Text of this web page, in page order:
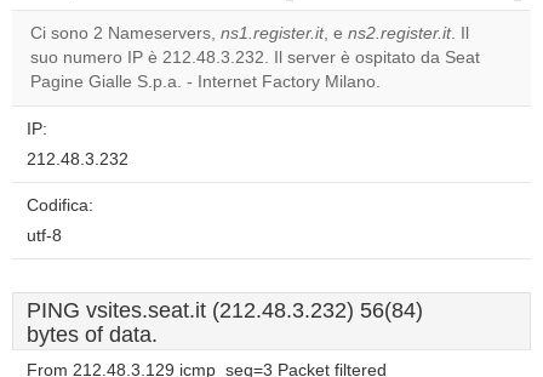
correctly.
Do you
own this
Ci sono 2 Nameservers, ns1.register.it, e ns2.register.it. Il
suo numero IP è 212.48.3.232. Il server è ospitato da Seat
Pagine Gialle S.p.a. - Internet Factory Milano.
IP:
212.48.3.232
Codifica:
utf-8
PING vsites.seat.it (212.48.3.232) 56(84)
bytes of data.
From 212.48.3.129 icmp_seq=3 Packet filtered